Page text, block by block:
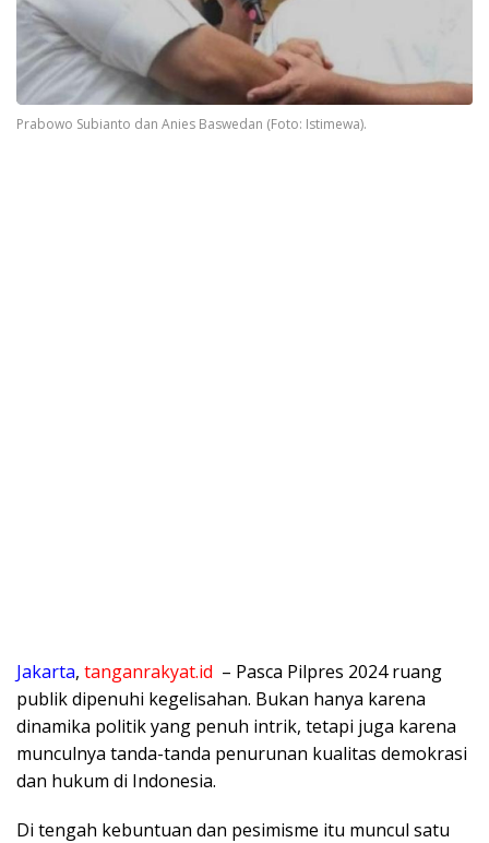
Prabowo Subianto dan Anies Baswedan (Foto: Istimewa).
Jakarta, tanganrakyat.id – Pasca Pilpres 2024 ruang
publik dipenuhi kegelisahan. Bukan hanya karena
dinamika politik yang penuh intrik, tetapi juga karena
munculnya tanda-tanda penurunan kualitas demokrasi
dan hukum di Indonesia.
Di tengah kebuntuan dan pesimisme itu muncul satu